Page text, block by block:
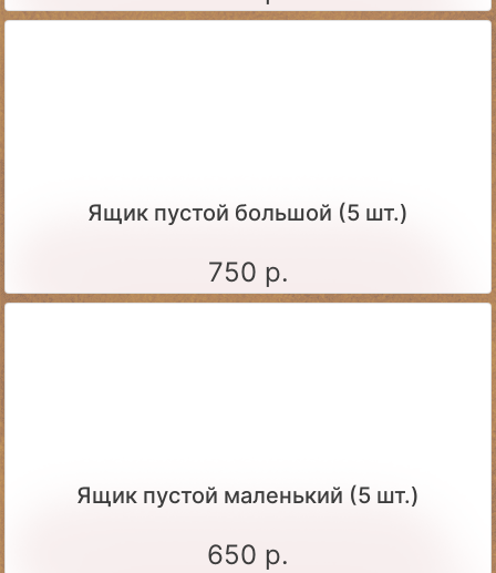
Ящик пустой большой (5 шт.)
750 р.
Ящик пустой маленький (5 шт.)
650 р.